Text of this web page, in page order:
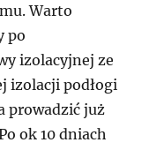
Warto
po
izolacyjnej ze
izolacji podłogi
prowadzić już
ok 10 dniach